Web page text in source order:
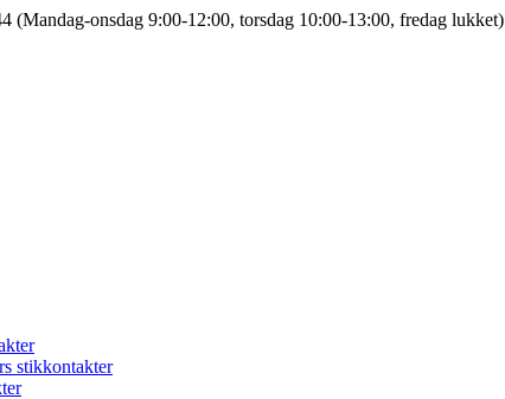
(Mandag-onsdag 9:00-12:00, torsdag 10:00-13:00, fredag lukket)
stikkontakter